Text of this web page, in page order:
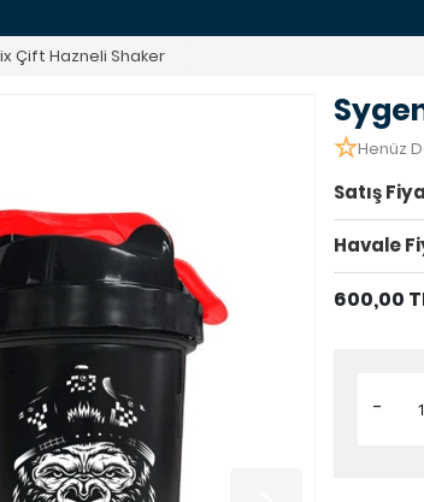
Çift Hazneli Shaker
Henüz
Satış
Havale
600,00
-